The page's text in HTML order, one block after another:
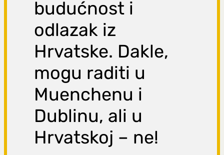
budućnost i
odlazak iz
Hrvatske. Dakle,
mogu raditi u
Muenchenu i
Dublinu, ali u
Hrvatskoj – ne!